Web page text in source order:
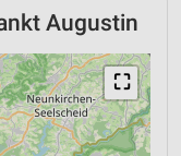
Augustin
⛶